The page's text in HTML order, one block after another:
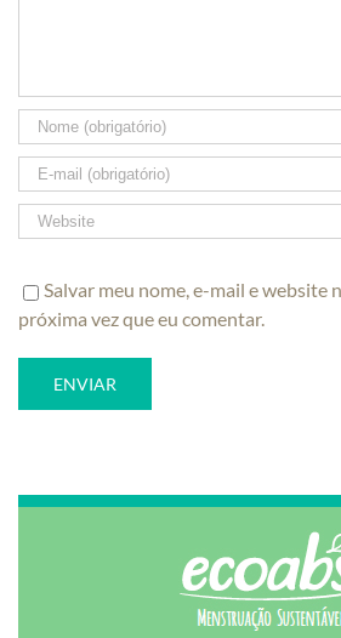
Salvar meu nome, e-mail e website
próxima vez que eu comentar.